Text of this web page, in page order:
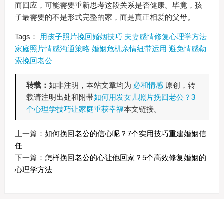
而回应，可能需要重新思考这段关系是否健康。毕竟，孩
子最需要的不是形式完整的家，而是真正相爱的父母。
Tags： 用孩子照片挽回婚姻技巧 夫妻感情修复心理学方法
家庭照片情感沟通策略 婚姻危机亲情纽带运用 避免情感勒
索挽回老公
转载： 如非注明，本站文章均为 必和情感原创，转
载请注明出处和附带如何用发女儿照片挽回老公？3
个心理学技巧让家庭重获幸福本文链接。
上一篇： 如何挽回老公的信心呢？7个实用技巧重建婚姻信
任
下一篇： 怎样挽回老公的心让他回家？5个高效修复婚姻的
心理学方法